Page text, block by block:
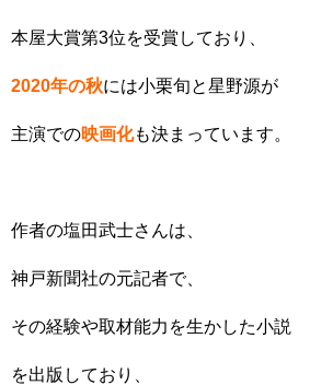
本屋大賞第3位を受賞しており、
2020年の秋には小栗旬と星野源が
主演での映画化も決まっています。
作者の塩田武士さんは、
神戸新聞社の元記者で、
その経験や取材能力を生かした小説
を出版しており、